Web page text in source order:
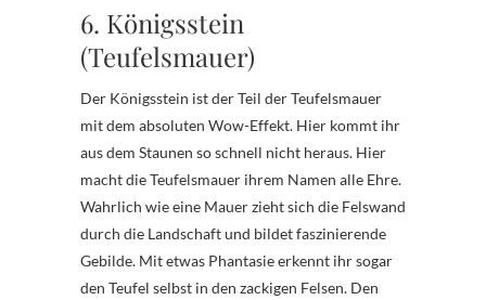
6. Königsstein
(Teufelsmauer)
Der Königsstein ist der Teil der Teufelsmauer
mit dem absoluten Wow-Effekt. Hier kommt ihr
aus dem Staunen so schnell nicht heraus. Hier
macht die Teufelsmauer ihrem Namen alle Ehre.
Wahrlich wie eine Mauer zieht sich die Felswand
durch die Landschaft und bildet faszinierende
Gebilde. Mit etwas Phantasie erkennt ihr sogar
den Teufel selbst in den zackigen Felsen. Den